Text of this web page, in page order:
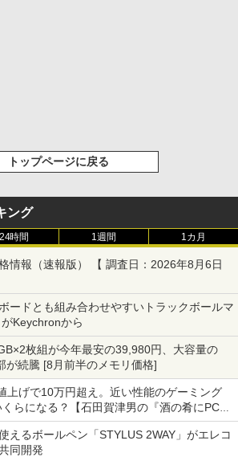
トップページに戻る
ング
24時間 1週間 1カ月
情報（速報版） 【 調査日：2026年8月6日
ードとも組み合わせやすいトラックボールマ
Keychronから
枚組が今年最安の39,980円、大容量の
が続騰 [8月前半のメモリ価格]
上げで10万円超え。近い性能のゲーミング
らになる？【石田賀津男の『酒の肴にPCゲ
えるボールペン「STYLUS 2WAY」がエレコ
同開発